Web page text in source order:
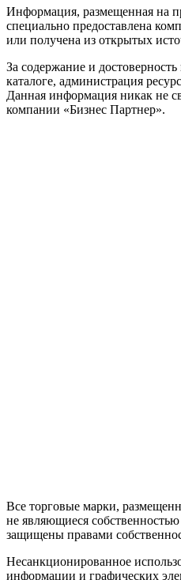
Информация, размещенная на
специально предоставлена
или получена из открытых
За содержание и
каталоге, администрация
Данная информация никак не
компании «Бизнес Партнер».
Все торговые марки,
не являющиеся
защищены правами
Несанкционированное
информации и графических